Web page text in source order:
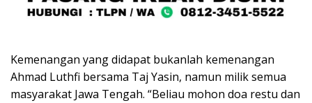
Kemenangan yang didapat bukanlah kemenangan
Ahmad Luthfi bersama Taj Yasin, namun milik semua
masyarakat Jawa Tengah. “Beliau mohon doa restu dan